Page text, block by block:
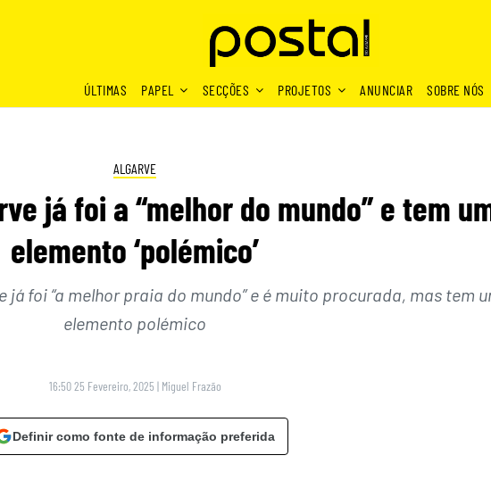
ÚLTIMAS
PAPEL SECÇÕES PROJETOS ANUNCIAR SOBRE NÓS
ALGARVE
já foi a “melhor do mundo” e tem
elemento ‘polémico’
já foi “a melhor praia do mundo” e é muito procurada, mas tem
elemento polémico
16:50 25 Fevereiro, 2025 | Miguel Frazão
Definir como fonte de informação preferida